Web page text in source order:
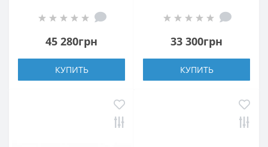
45 280грн
КУПИТЬ
33 300грн
КУПИТЬ